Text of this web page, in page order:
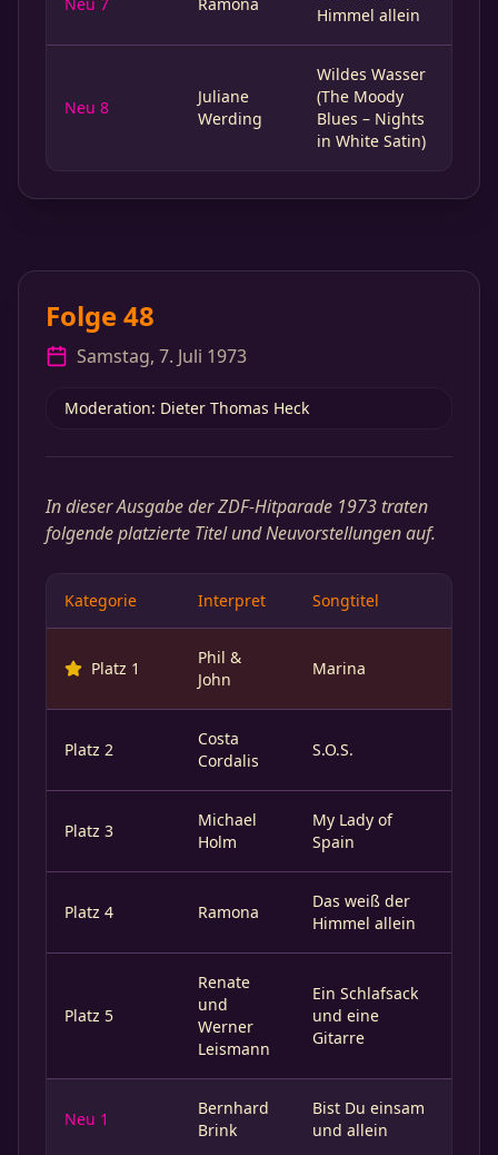
Himmel allein
Neu 8
Juliane
Werding
Wildes Wasser
(The Moody
Blues – Nights
in White Satin)
Folge 48
Samstag, 7. Juli 1973
Moderation: Dieter Thomas Heck
In dieser Ausgabe der ZDF-Hitparade 1973 traten
folgende platzierte Titel und Neuvorstellungen auf.
Kategorie Interpret Songtitel
Platz 1
Phil &
John
Marina
Platz 2
Costa
Cordalis
S.O.S.
Platz 3
Michael
Holm
My Lady of
Spain
Platz 4 Ramona
Das weiß der
Himmel allein
Platz 5
Renate
und
Werner
Leismann
Ein Schlafsack
und eine
Gitarre
Neu 1
Bernhard
Brink
Bist Du einsam
und allein